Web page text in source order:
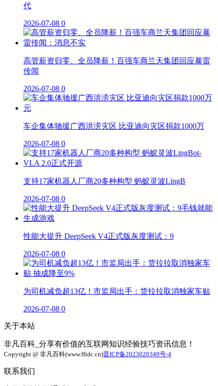
代
2026-07-08 0
高管薪资归零、全员降薪！百强车商兰天集团回应暴雷
传闻
2026-07-08 0
车企集体驰援广西洪涝灾区 比亚迪向灾区捐款1000万
2026-07-08 0
支持17家机器人厂商20多种构型 蚂蚁灵波LingB
2026-07-08 0
性能大提升 DeepSeek V4正式版灰度测试：9
2026-07-08 0
为司机减负超13亿！市监局出手：货拉拉取消独家车贴
2026-07-08 0
关于本站
非凡百科_分享有价值的互联网知识经验技巧资讯信息！
Copyright @ 非凡百科(www.ffidc.cn)晋ICP备2023020349号-4
联系我们